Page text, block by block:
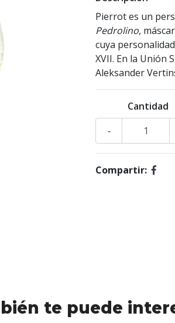
Pierrot es un
Pedrolino,
cuya
XVII. En la Unión
Aleksander
Cantidad
-
Compartir:
te puede